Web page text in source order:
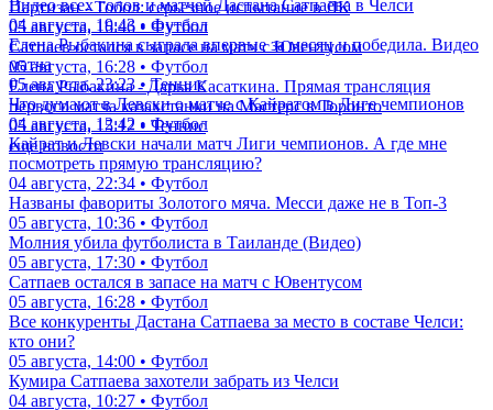
Партизан - Тобол: серьезное испытание в ЛК
05 августа, 16:46 • Футбол
Сатпаев остался в запасе на матч с Ювентусом
05 августа, 16:28 • Футбол
Елена Рыбакина - Дарья Касаткина. Прямая трансляция
первого матча казахстанки на Мастерс в Торонто
05 августа, 15:12 • Теннис
еще новости
Видео всех голов и матчей Дастана Сатпаева в Челси
04 августа, 19:43 • Футбол
Елена Рыбакина сыграла впервые за месяц и победила. Видео
матча
05 августа, 23:23 • Теннис
Что думают в Левски о матче с Кайратом в Лиге чемпионов
04 августа, 12:42 • Футбол
Кайрат и Левски начали матч Лиги чемпионов. А где мне
посмотреть прямую трансляцию?
04 августа, 22:34 • Футбол
Названы фавориты Золотого мяча. Месси даже не в Топ-3
05 августа, 10:36 • Футбол
Молния убила футболиста в Таиланде (Видео)
05 августа, 17:30 • Футбол
Сатпаев остался в запасе на матч с Ювентусом
05 августа, 16:28 • Футбол
Все конкуренты Дастана Сатпаева за место в составе Челси:
кто они?
05 августа, 14:00 • Футбол
Кумира Сатпаева захотели забрать из Челси
04 августа, 10:27 • Футбол